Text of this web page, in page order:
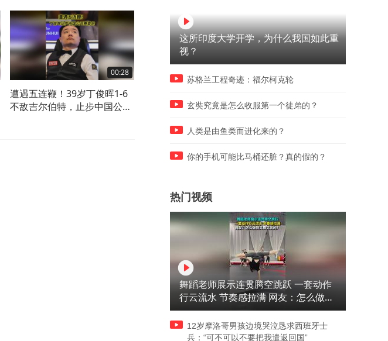
00:28
遭遇五连鞭！39岁丁俊晖1-6
不敌吉尔伯特，止步中国公开
双人组除名“詹眉”，几千条评
3张禹珍，连续两站WTT赛事
这所印度大学开学，为什么我国如此重
视？
苏格兰工程奇迹：福尔柯克轮
玄奘究竟是怎么收服第一个徒弟的？
人类是由鱼类而进化来的？
你的手机可能比马桶还脏？真的假的？
热门视频
舞蹈老师展示连贯腾空跳跃 一套动作
行云流水 节奏感拉满 网友：怎么做到
又舞又武的？
12岁摩洛哥男孩边境哭泣恳求西班牙士
兵：“可不可以不要把我遣返回国”